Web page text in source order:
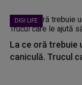
DIGI LIFE
La ce oră trebuie
caniculă. Trucul